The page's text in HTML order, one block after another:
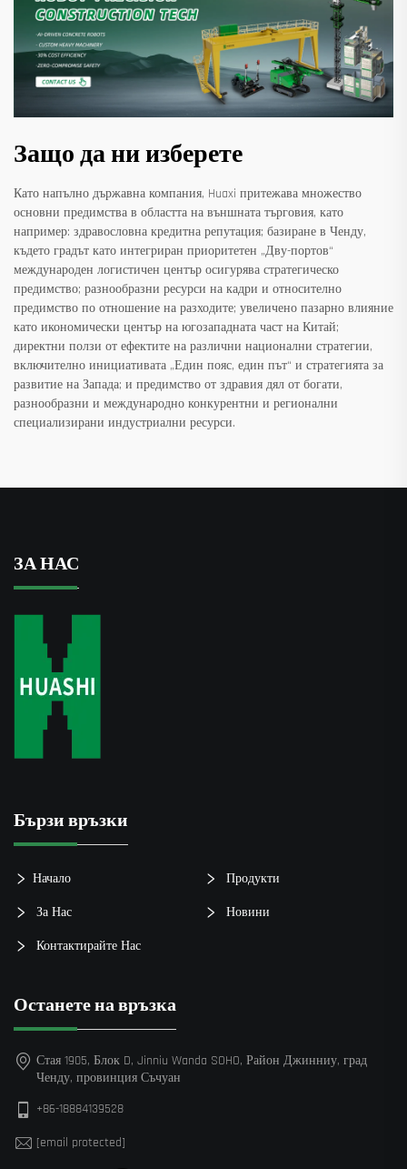
Защо да ни изберете
Като напълно държавна компания, Huaxi притежава множество
основни предимства в областта на външната търговия, като
например: здравословна кредитна репутация; базиране в Ченду,
където градът като интегриран приоритетен „Дву-портов“
международен логистичен център осигурява стратегическо
предимство; разнообразни ресурси на кадри и относително
предимство по отношение на разходите; увеличено пазарно влияние
като икономически център на югозападната част на Китай;
директни ползи от ефектите на различни национални стратегии,
включително инициативата „Един пояс, един път“ и стратегията за
развитие на Запада; и предимство от здравия дял от богати,
разнообразни и международно конкурентни и регионални
специализирани индустриални ресурси.
ЗА НАС
Бързи връзки
Начало Продукти
За Нас Новини
Контактирайте Нас
Останете на връзка
Стая 1905, Блок D, Jinniu Wanda SOHO, Район Джинниу, град
Ченду, провинция Съчуан
+86-18884139528
[email protected]